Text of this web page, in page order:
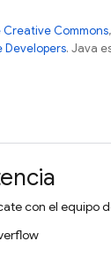
Commons
Developers. Java
con el equipo